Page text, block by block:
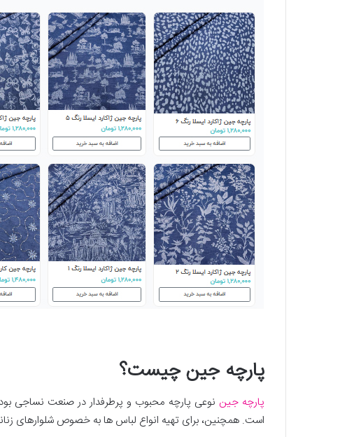
پارچه جین چیست؟
پارچه جین نوعی پارچه محبوب و پرطرفدار در صنعت نساجی
است. همچنین، برای تهیه انواع لباس ها به خصوص شلوارهای